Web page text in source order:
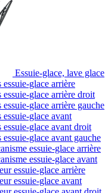
Essuie-glace, lave glace
essuie-glace arrière
essuie-glace arrière droit
essuie-glace arrière gauche
essuie-glace avant
essuie-glace avant droit
essuie-glace avant gauche
essuie-glace arrière
essuie-glace avant
essuie-glace arrière
essuie-glace avant